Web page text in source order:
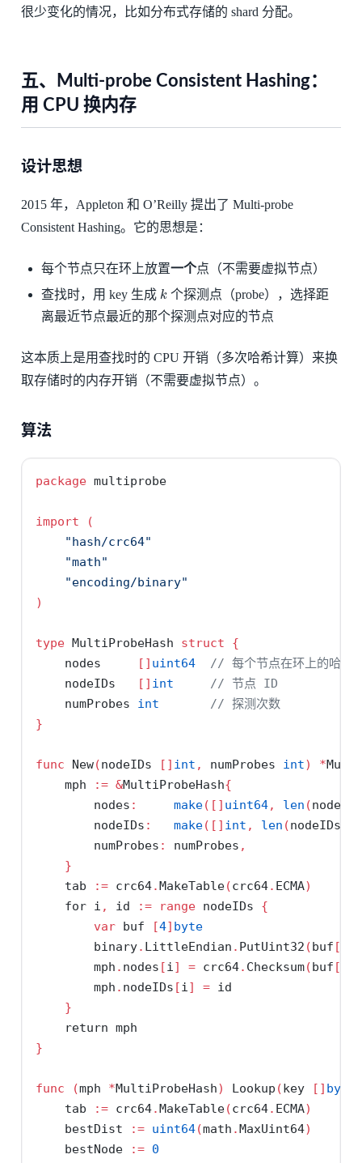
很少变化的情况，比如分布式存储的 shard 分配。
五、Multi-probe Consistent Hashing：
用 CPU 换内存
设计思想
2015 年，Appleton 和 O’Reilly 提出了 Multi-probe
Consistent Hashing。它的思想是：
每个节点只在环上放置一个点（不需要虚拟节点）
查找时，用 key 生成 k 个探测点（probe），选择距
离最近节点最近的那个探测点对应的节点
这本质上是用查找时的 CPU 开销（多次哈希计算）来换
取存储时的内存开销（不需要虚拟节点）。
算法
package multiprobe
import
(
"hash/crc64"
"math"
"encoding/binary"
)
type MultiProbeHash struct
{
    nodes
[] uint64
// 每个节点在环上的哈希
    nodeIDs
[] int
// 节点 ID
    numProbes
int
// 探测次数
}
func New(nodeIDs [] int , numProbes int) *
    mph
:= &MultiProbeHash{
        nodes
: make([] uint64, len (
        nodeIDs
: make([] int , len (nodeIDs
        numProbes
: numProbes ,
}
    tab
:= crc64.MakeTable(crc64. ECMA)
for i , id := range nodeIDs {
var buf [4] byte
        binary
. LittleEndian . PutUint32 (buf
        mph
. nodes [i] = crc64. Checksum(buf
        mph
. nodeIDs [i] = id
}
return mph
}
func (mph *MultiProbeHash) Lookup (key [] byte
    tab
:= crc64.MakeTable(crc64. ECMA)
    bestDist
:= uint64(math .MaxUint64)
    bestNode
:= 0